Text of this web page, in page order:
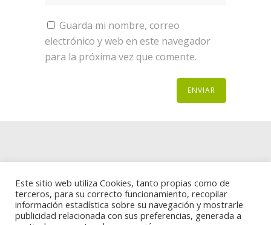
Guarda mi nombre, correo
electrónico y web en este navegador
para la próxima vez que comente.
Politica de cookies
Este sitio web utiliza Cookies, tanto propias como de
terceros, para su correcto funcionamiento, recopilar
información estadística sobre su navegación y mostrarle
publicidad relacionada con sus preferencias, generada a